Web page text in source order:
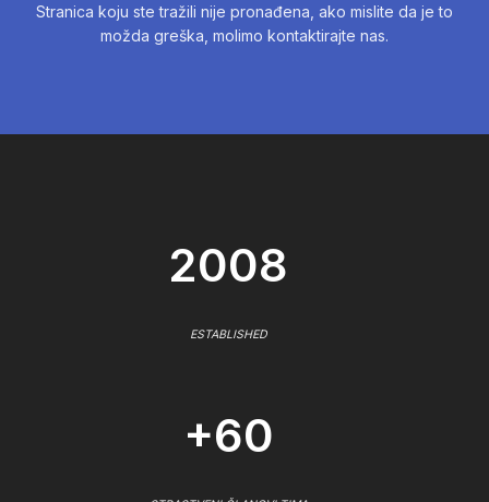
Stranica koju ste tražili nije pronađena, ako mislite da je to
možda greška, molimo kontaktirajte nas.
2008
ESTABLISHED
+60